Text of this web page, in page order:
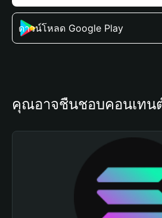
ดาวน์โหลด Google Play
คุณอาจชื่นชอบคอนเทน